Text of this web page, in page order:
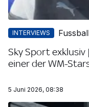
INTERVIEWS
Sky Sport exklusiv
einer der WM-
5 Juni 2026, 08:38